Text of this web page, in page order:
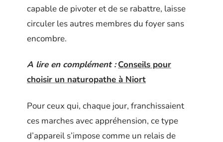
capable de pivoter et de se rabattre, laisse
circuler les autres membres du foyer sans
encombre.
A lire en complément : Conseils pour
choisir un naturopathe à Niort
Pour ceux qui, chaque jour, franchissaient
ces marches avec appréhension, ce type
d’appareil s’impose comme un relais de